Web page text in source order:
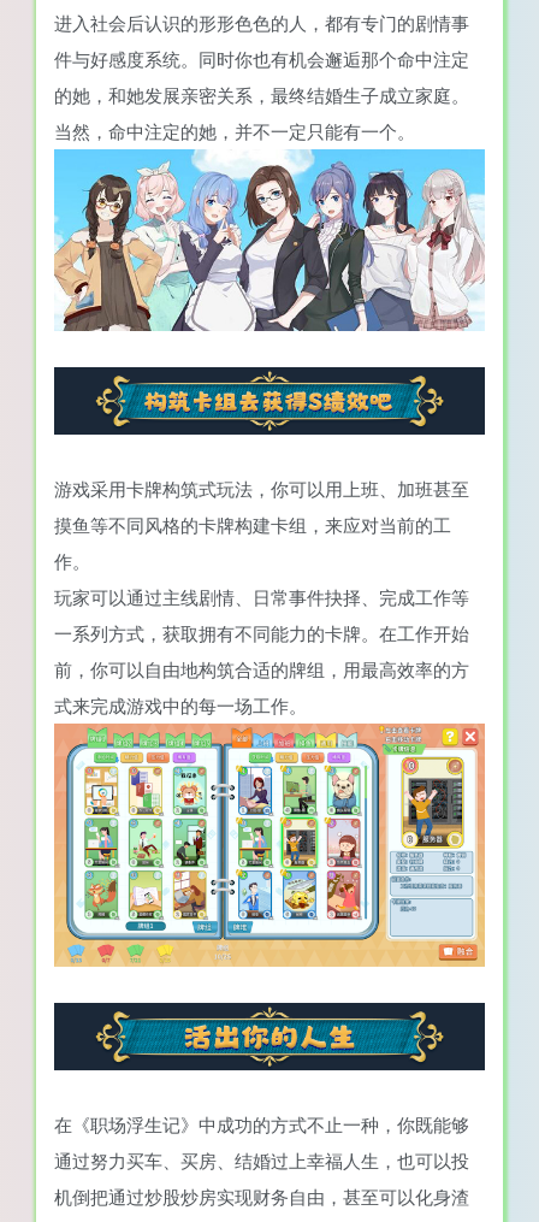
进入社会后认识的形形色色的人，都有专门的剧情事
件与好感度系统。同时你也有机会邂逅那个命中注定
的她，和她发展亲密关系，最终结婚生子成立家庭。
当然，命中注定的她，并不一定只能有一个。
游戏采用卡牌构筑式玩法，你可以用上班、加班甚至
摸鱼等不同风格的卡牌构建卡组，来应对当前的工
作。
玩家可以通过主线剧情、日常事件抉择、完成工作等
一系列方式，获取拥有不同能力的卡牌。在工作开始
前，你可以自由地构筑合适的牌组，用最高效率的方
式来完成游戏中的每一场工作。
在《职场浮生记》中成功的方式不止一种，你既能够
通过努力买车、买房、结婚过上幸福人生，也可以投
机倒把通过炒股炒房实现财务自由，甚至可以化身渣